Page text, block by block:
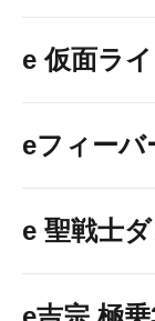
e 仮面ラ
eフィーバ
e 聖戦士